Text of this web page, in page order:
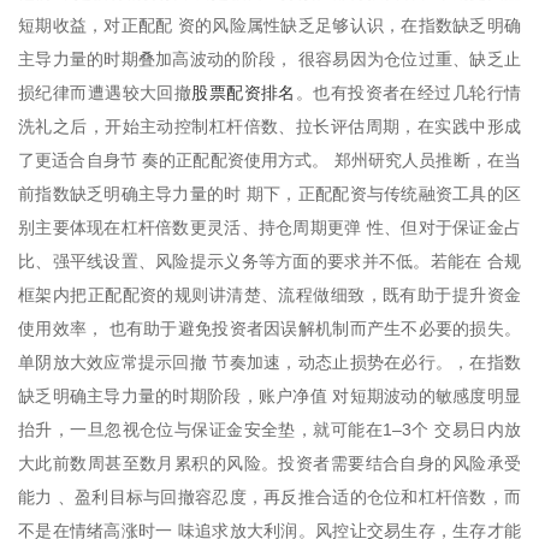
短期收益，对正配配 资的风险属性缺乏足够认识，在指数缺乏明确
主导力量的时期叠加高波动的阶段， 很容易因为仓位过重、缺乏止
损纪律而遭遇较大回撤股票配资排名 。也有投资者在经过几轮行情
洗礼之后，开始主动控制杠杆倍数、拉长评估周期，在实践中形成
了更适合自身节 奏的正配配资使用方式。 郑州研究人员推断，在当
前指数缺乏明确主导力量的时 期下，正配配资与传统融资工具的区
别主要体现在杠杆倍数更灵活、持仓周期更弹 性、但对于保证金占
比、强平线设置、风险提示义务等方面的要求并不低。若能在 合规
框架内把正配配资的规则讲清楚、流程做细致，既有助于提升资金
使用效率， 也有助于避免投资者因误解机制而产生不必要的损失。
单阴放大效应常提示回撤 节奏加速，动态止损势在必行。，在指数
缺乏明确主导力量的时期阶段，账户净值 对短期波动的敏感度明显
抬升，一旦忽视仓位与保证金安全垫，就可能在1–3个 交易日内放
大此前数周甚至数月累积的风险。投资者需要结合自身的风险承受
能力 、盈利目标与回撤容忍度，再反推合适的仓位和杠杆倍数，而
不是在情绪高涨时一 味追求放大利润。风控让交易生存，生存才能